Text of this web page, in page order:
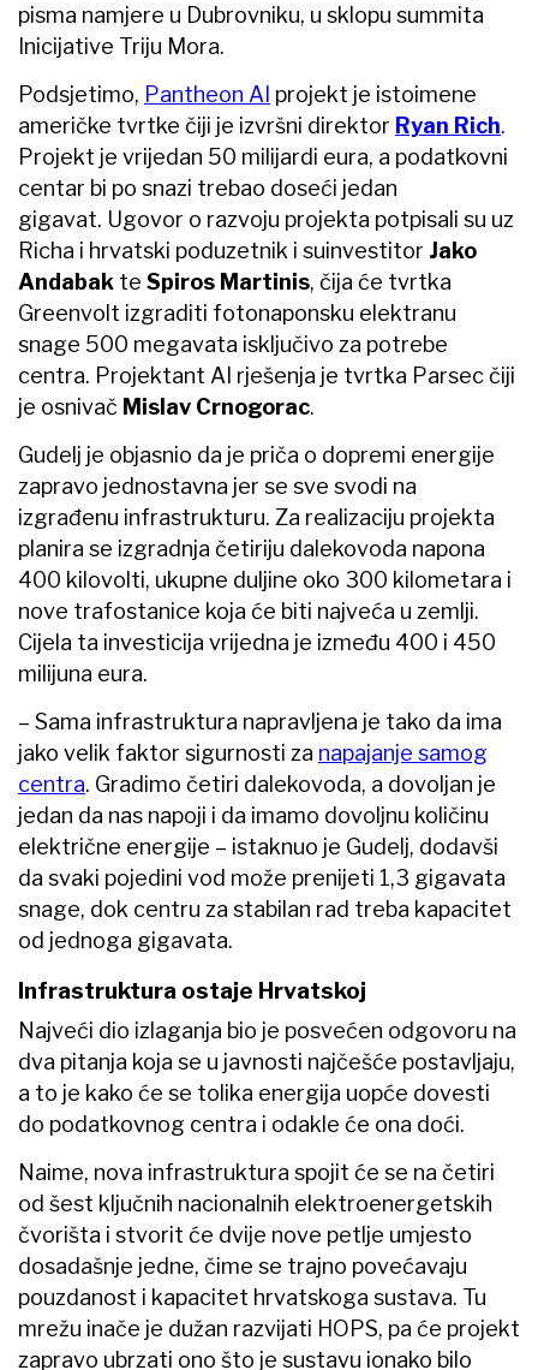
pisma namjere u Dubrovniku, u sklopu summita
Inicijative Triju Mora.
Podsjetimo, Pantheon AI projekt je istoimene
američke tvrtke čiji je izvršni direktor Ryan Rich.
Projekt je vrijedan 50 milijardi eura, a podatkovni
centar bi po snazi trebao doseći jedan
gigavat. Ugovor o razvoju projekta potpisali su uz
Richa i hrvatski poduzetnik i suinvestitor Jako
Andabak te Spiros Martinis, čija će tvrtka
Greenvolt izgraditi fotonaponsku elektranu
snage 500 megavata isključivo za potrebe
centra. Projektant AI rješenja je tvrtka Parsec čiji
je osnivač Mislav Crnogorac.
Gudelj je objasnio da je priča o dopremi energije
zapravo jednostavna jer se sve svodi na
izgrađenu infrastrukturu. Za realizaciju projekta
planira se izgradnja četiriju dalekovoda napona
400 kilovolti, ukupne duljine oko 300 kilometara i
nove trafostanice koja će biti najveća u zemlji.
Cijela ta investicija vrijedna je između 400 i 450
milijuna eura.
– Sama infrastruktura napravljena je tako da ima
jako velik faktor sigurnosti za napajanje samog
centra. Gradimo četiri dalekovoda, a dovoljan je
jedan da nas napoji i da imamo dovoljnu količinu
električne energije – istaknuo je Gudelj, dodavši
da svaki pojedini vod može prenijeti 1,3 gigavata
snage, dok centru za stabilan rad treba kapacitet
od jednoga gigavata.
Infrastruktura ostaje Hrvatskoj
Najveći dio izlaganja bio je posvećen odgovoru na
dva pitanja koja se u javnosti najčešće postavljaju,
a to je kako će se tolika energija uopće dovesti
do podatkovnog centra i odakle će ona doći.
Naime, nova infrastruktura spojit će se na četiri
od šest ključnih nacionalnih elektroenergetskih
čvorišta i stvorit će dvije nove petlje umjesto
dosadašnje jedne, čime se trajno povećavaju
pouzdanost i kapacitet hrvatskoga sustava. Tu
mrežu inače je dužan razvijati HOPS, pa će projekt
zapravo ubrzati ono što je sustavu ionako bilo